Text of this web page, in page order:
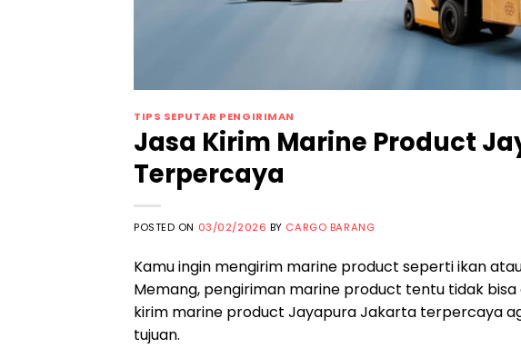
TIPS SEPUTAR PENGIRIMAN
Jasa Kirim Marine Product
Terpercaya
POSTED ON 03/02/2026 BY CARGO BARANG
Kamu ingin mengirim marine product seperti ikan
Memang, pengiriman marine product tentu tidak
kirim marine product Jayapura Jakarta terpercaya
tujuan.